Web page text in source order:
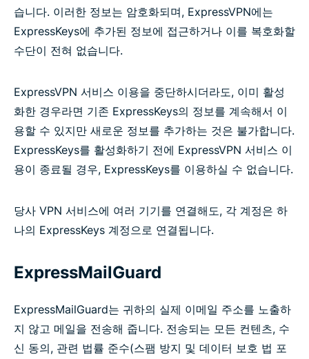
습니다. 이러한 정보는 암호화되며, ExpressVPN에는
ExpressKeys에 추가된 정보에 접근하거나 이를 복호화할
수단이 전혀 없습니다.
ExpressVPN 서비스 이용을 중단하시더라도, 이미 활성
화한 경우라면 기존 ExpressKeys의 정보를 계속해서 이
용할 수 있지만 새로운 정보를 추가하는 것은 불가합니다.
ExpressKeys를 활성화하기 전에 ExpressVPN 서비스 이
용이 종료될 경우, ExpressKeys를 이용하실 수 없습니다.
당사 VPN 서비스에 여러 기기를 연결해도, 각 계정은 하
나의 ExpressKeys 계정으로 연결됩니다.
ExpressMailGuard
ExpressMailGuard는 귀하의 실제 이메일 주소를 노출하
지 않고 메일을 전송해 줍니다. 전송되는 모든 컨텐츠, 수
신 동의, 관련 법률 준수(스팸 방지 및 데이터 보호 법 포